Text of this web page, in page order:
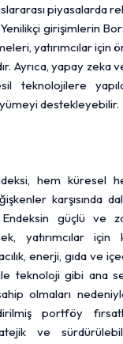
piyasalarda
Yenilikçi girişimlerin
yatırımcılar için
Ayrıca, yapay zeka
teknolojilere
destekleyebilir.
hem küresel
karşısında
Endeksin güçlü ve
yatırımcılar
enerji, gıda ve
teknoloji gibi ana
olmaları
portföy
ve